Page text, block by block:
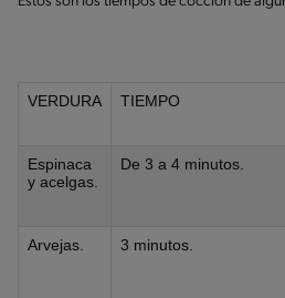
VERDURA TIEMPO
Espinaca
y acelgas.
De 3 a 4 minutos.
Arvejas. 3 minutos.